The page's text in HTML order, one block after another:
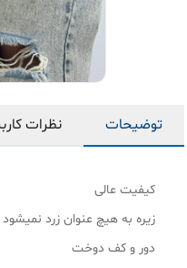
توضیحات نظرات
کیفیت عالی
زیره به هیچ عنوان زرد نمیشود
دور و کف دوخت